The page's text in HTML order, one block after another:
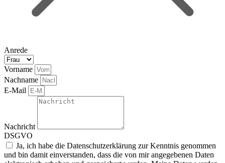
Anrede
Vorname
Nachname
E-Mail
Nachricht
DSGVO
Ja, ich habe die Datenschutzerklärung zur Kenntnis genommen
und bin damit einverstanden, dass die von mir angegebenen Daten